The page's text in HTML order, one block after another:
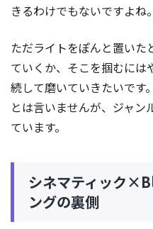
きるわけでもないですよね。
ただライトをぽんと置いた
ていくか、そこを掴むには
続して磨いていきたいです
とは言いませんが、ジャン
ています。
シネマティック
ングの裏側